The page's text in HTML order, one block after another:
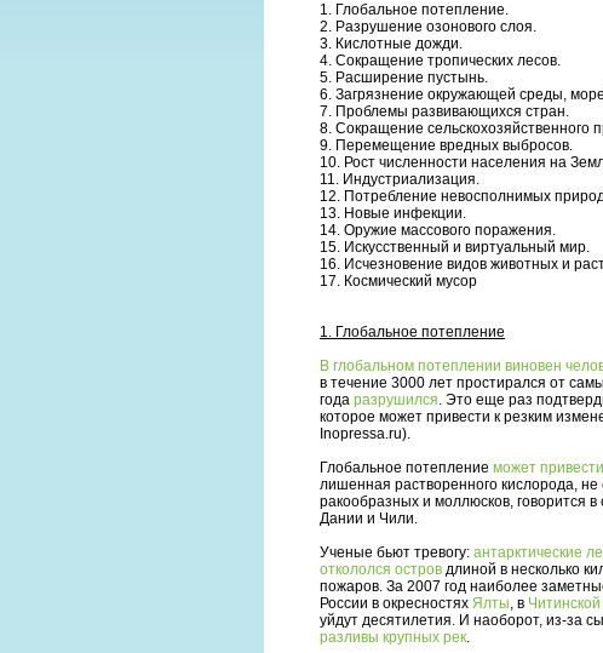
1. Глобальное потепление.
2. Разрушение озонового слоя.
3. Кислотные дожди.
4. Сокращение тропических лесов.
5. Расширение пустынь.
6. Загрязнение окружающей среды,
7. Проблемы развивающихся стран.
8. Сокращение сельскохозяйственного
9. Перемещение вредных выбросов.
10. Рост численности населения на
11. Индустриализация.
12. Потребление невосполнимых
13. Новые инфекции.
14. Оружие массового поражения.
15. Искусственный и виртуальный мир.
16. Исчезновение видов животных и
17. Космический мусор
1. Глобальное потепление
В глобальном потеплении виновен
в течение 3000 лет простирался от
года разрушился. Это еще раз
которое может привести к резким
Inopressa.ru).
Глобальное потепление может
лишенная растворенного кислорода,
ракообразных и моллюсков, говорится
Дании и Чили.
Ученые бьют тревогу: антарктические
откололся остров длиной в несколько
пожаров. За 2007 год наиболее
России в окресностях Ялты, в
уйдут десятилетия. И наоборот, из-за
разливы крупных рек.